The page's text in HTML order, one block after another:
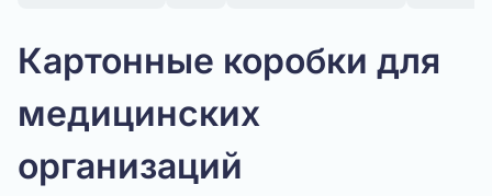
Картонные коробки для
медицинских
организаций